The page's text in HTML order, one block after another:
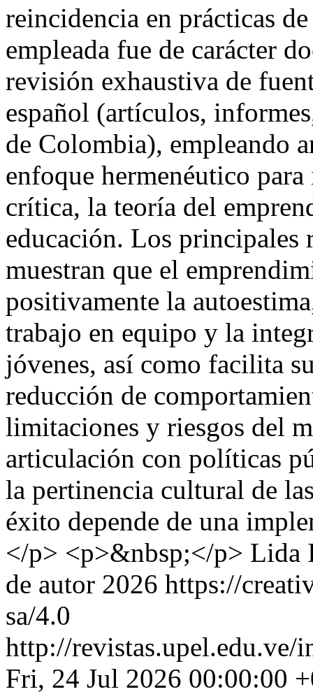
reincidencia en prácticas
empleada fue de carácter
revisión exhaustiva de
español (artículos,
de Colombia), empleando
enfoque hermenéutico
crítica, la teoría del
educación. Los principales
muestran que el
positivamente la
trabajo en equipo y la
jóvenes, así como facilita
reducción de
limitaciones y riesgos del
articulación con políticas
la pertinencia cultural de
éxito depende de una
</p> <p>&nbsp;</p> Lida
de autor 2026 https://
sa/4.0
http://
Fri, 24 Jul 2026 00:00:00